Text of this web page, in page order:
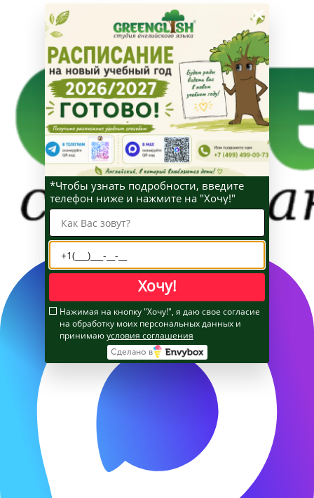
×
*Чтобы узнать подробности, введите
телефон ниже и нажмите на "Хочу!"
Хочу!
Нажимая на кнопку "Хочу!", я даю свое согласие
на обработку моих персональных данных и
принимаюусловия соглашения
Сделано в